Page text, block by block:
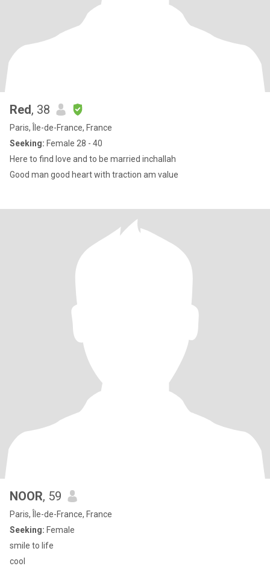
Red, 38
Paris, Île-de-France, France
Seeking: Female 28 - 40
Here to find love and to be married inchallah
Good man good heart with traction am value
NOOR, 59
Paris, Île-de-France, France
Seeking: Female
smile to life
cool